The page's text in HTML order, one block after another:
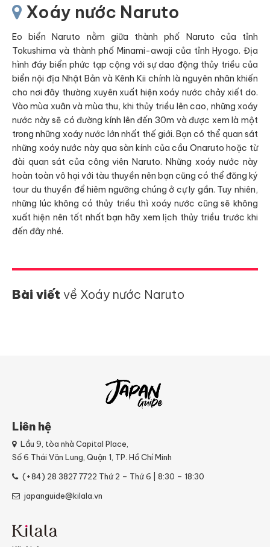
Xoáy nước Naruto
Eo biển Naruto nằm giữa thành phố Naruto của tỉnh
Tokushima và thành phố Minami-awaji của tỉnh Hyogo. Địa
hình đáy biển phức tạp cộng với sự dao động thủy triều của
biển nội địa Nhật Bản và Kênh Kii chính là nguyên nhân khiến
cho nơi đây thường xuyên xuất hiện xoáy nước chảy xiết do.
Vào mùa xuân và mùa thu, khi thủy triều lên cao, những xoáy
nước này sẽ có đường kính lên đến 30m và được xem là một
trong những xoáy nước lớn nhất thế giới. Bạn có thể quan sát
những xoáy nước này qua sàn kính của cầu Onaruto hoặc từ
đài quan sát của công viên Naruto. Những xoáy nước này
hoàn toàn vô hại với tàu thuyền nên bạn cũng có thể đăng ký
tour du thuyền để hiêm ngưỡng chúng ở cự ly gần. Tuy nhiên,
những lúc không có thủy triều thì xoáy nước cũng sẽ không
xuất hiện nên tốt nhất bạn hãy xem lịch thủy triều trước khi
đến đây nhé.
Bài viết về Xoáy nước Naruto
Liên hệ
Lầu 9, tòa nhà Capital Place,
Số 6 Thái Văn Lung, Quận 1, TP. Hồ Chí Minh
(+84) 28 3827 7722 Thứ 2 – Thứ 6 | 8:30 – 18:30
japanguide@kilala.vn